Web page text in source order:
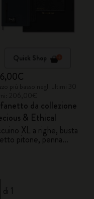
Quick Shop
da collezione
& Ethical
XL a righe, busta
pitone, penna
Kaweco
di 1